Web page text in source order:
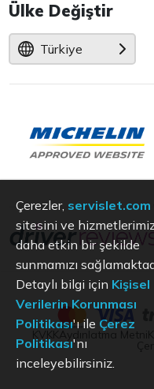
Ülke Değiştir
Türkiye
Aydınlatma Metni
Çerezler, servislet.com
sitesini ve
daha etkin bir şekilde
sunmamızı
Detaylı bilgi için Kişisel
Verilerin Korunması
Politikası'ı ile Çerez
Politikası'nı
inceleyebilirsiniz.